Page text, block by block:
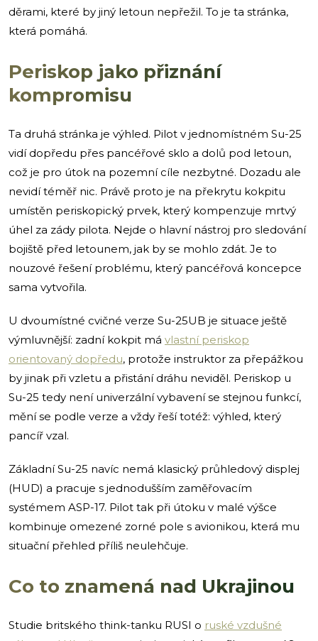
děrami, které by jiný letoun nepřežil. To je ta stránka,
která pomáhá.
Periskop jako přiznání
kompromisu
Ta druhá stránka je výhled. Pilot v jednomístném Su-25
vidí dopředu přes pancéřové sklo a dolů pod letoun,
což je pro útok na pozemní cíle nezbytné. Dozadu ale
nevidí téměř nic. Právě proto je na překrytu kokpitu
umístěn periskopický prvek, který kompenzuje mrtvý
úhel za zády pilota. Nejde o hlavní nástroj pro sledování
bojiště před letounem, jak by se mohlo zdát. Je to
nouzové řešení problému, který pancéřová koncepce
sama vytvořila.
U dvoumístné cvičné verze Su-25UB je situace ještě
výmluvnější: zadní kokpit má vlastní periskop
orientovaný dopředu, protože instruktor za přepážkou
by jinak při vzletu a přistání dráhu neviděl. Periskop u
Su-25 tedy není univerzální vybavení se stejnou funkcí,
mění se podle verze a vždy řeší totéž: výhled, který
pancíř vzal.
Základní Su-25 navíc nemá klasický průhledový displej
(HUD) a pracuje s jednodušším zaměřovacím
systémem ASP-17. Pilot tak při útoku v malé výšce
kombinuje omezené zorné pole s avionikou, která mu
situační přehled příliš neulehčuje.
Co to znamená nad Ukrajinou
Studie britského think-tanku RUSI o ruské vzdušné